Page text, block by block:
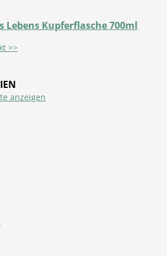
Lebens Kupferflasche 700ml
>>
anzeigen